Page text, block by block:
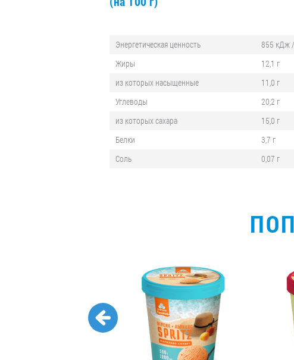
Энергетическая ценность
855 кДж
Жиры
12,1 г
из которых насыщенные
11,0 г
Углеводы
20,2 г
из которых сахара
15,0 г
Белки
3,7 г
Соль
0,07 г